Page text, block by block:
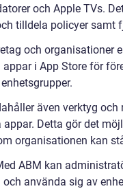
och Apple TVs.
tilldela policyer samt
och organisationer
i App Store för
även verktyg
Detta gör det
organisationen kan
ABM kan
använda sig av